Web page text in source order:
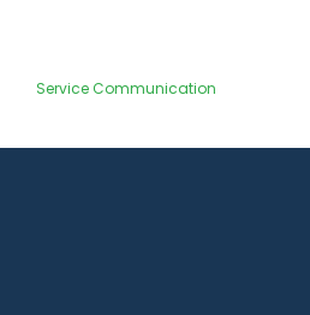
Service Communication